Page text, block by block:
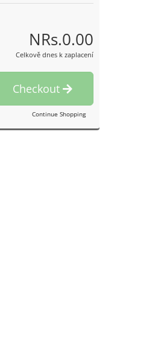
NRs.0.00
Celkově dnes k zaplacení
Checkout
Continue Shopping